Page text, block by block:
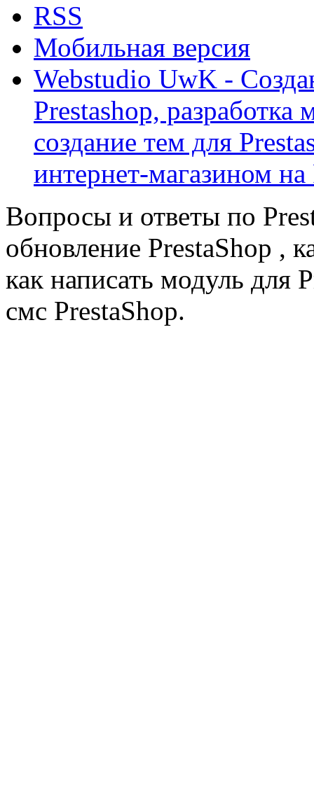
RSS
Мобильная версия
Webstudio UwK -
Prestashop, разработка
создание тем для
интернет-магазином на
Вопросы и ответы по
обновление PrestaShop ,
как написать модуль для
смс PrestaShop.